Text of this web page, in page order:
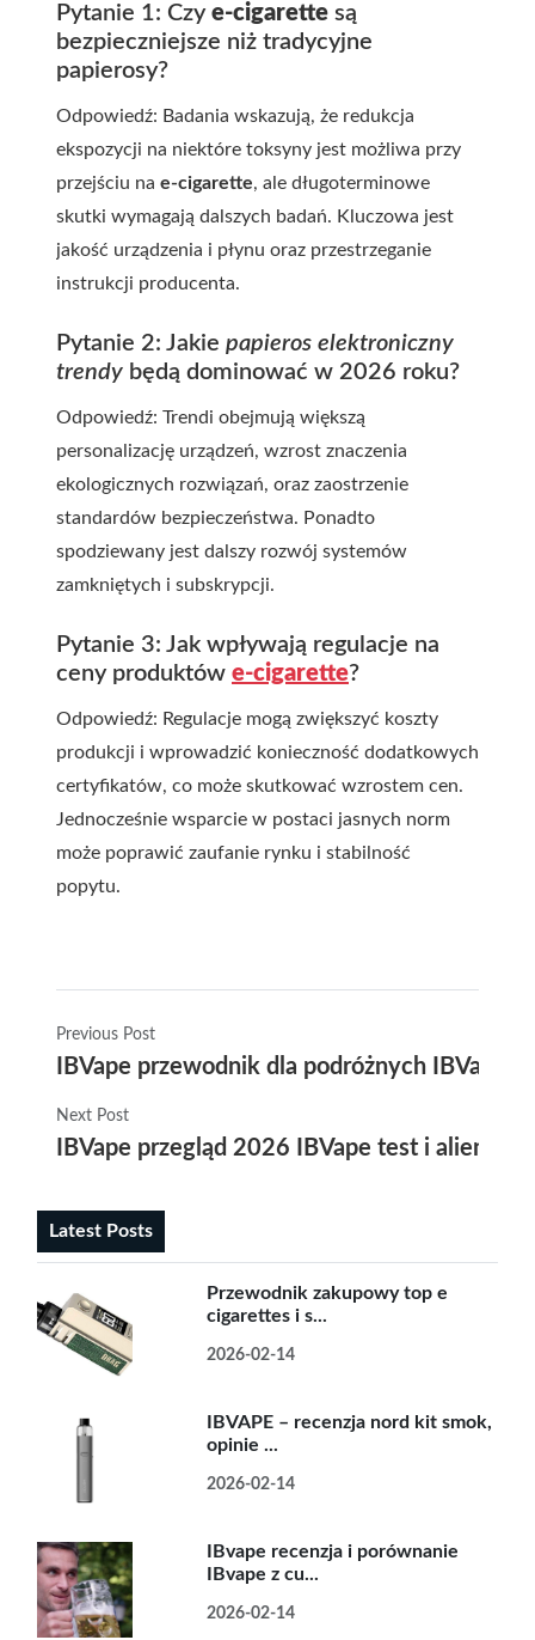
Pytanie 1: Czy e-cigarette są
bezpieczniejsze niż tradycyjne
papierosy?
Odpowiedź: Badania wskazują, że redukcja
ekspozycji na niektóre toksyny jest możliwa przy
przejściu na e-cigarette, ale długoterminowe
skutki wymagają dalszych badań. Kluczowa jest
jakość urządzenia i płynu oraz przestrzeganie
instrukcji producenta.
Pytanie 2: Jakie papieros elektroniczny
trendy będą dominować w 2026 roku?
Odpowiedź: Trendi obejmują większą
personalizację urządzeń, wzrost znaczenia
ekologicznych rozwiązań, oraz zaostrzenie
standardów bezpieczeństwa. Ponadto
spodziewany jest dalszy rozwój systemów
zamkniętych i subskrypcji.
Pytanie 3: Jak wpływają regulacje na
ceny produktów e-cigarette?
Odpowiedź: Regulacje mogą zwiększyć koszty
produkcji i wprowadzić konieczność dodatkowych
certyfikatów, co może skutkować wzrostem cen.
Jednocześnie wsparcie w postaci jasnych norm
może poprawić zaufanie rynku i stabilność
popytu.
Previous Post
IBVape przewodnik dla podróżnych
Next Post
IBVape przegląd 2026 IBVape test i alien e
Latest Posts
Przewodnik zakupowy top e
cigarettes i s...
2026-02-14
IBVAPE – recenzja nord kit smok,
opinie ...
2026-02-14
IBvape recenzja i porównanie
IBvape z cu...
2026-02-14